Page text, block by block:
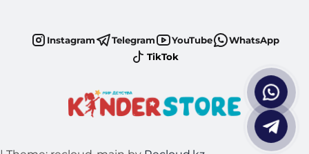
Instagram Telegram YouTube
WhatsApp
TikTok